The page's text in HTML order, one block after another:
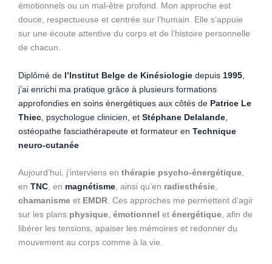
émotionnels ou un mal-être profond. Mon approche est
douce, respectueuse et centrée sur l’humain. Elle s’appuie
sur une écoute attentive du corps et de l’histoire personnelle
de chacun.
Diplômé de l’Institut Belge de Kinésiologie depuis 1995
j’ai enrichi ma pratique grâce à plusieurs formations
approfondies en soins énergétiques aux côtés de Patrice Le
Thiec , psychologue clinicien, et Stéphane Delalande
ostéopathe fasciathérapeute et formateur en Technique
neuro-cutanée
Aujourd’hui, j’interviens en thérapie psycho-énergétique
en TNC , en magnétisme , ainsi qu’en radiesthésie
chamanisme et EMDR . Ces approches me permettent d’agir
sur les plans physique émotionnel et énergétique , afin de
libérer les tensions, apaiser les mémoires et redonner du
mouvement au corps comme à la vie.